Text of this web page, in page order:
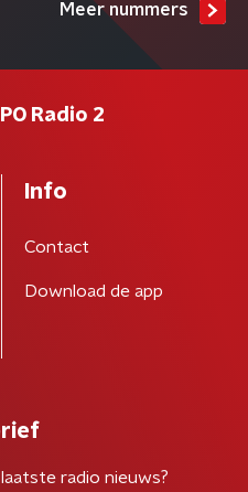
Meer nummers
Radio 2
Info
Contact
Download de app
radio nieuws?